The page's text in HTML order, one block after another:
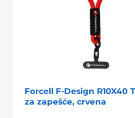
Forcell F-Design R10X40
za zapešće, crvena